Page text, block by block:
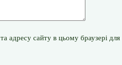
адресу сайту в цьому браузері для